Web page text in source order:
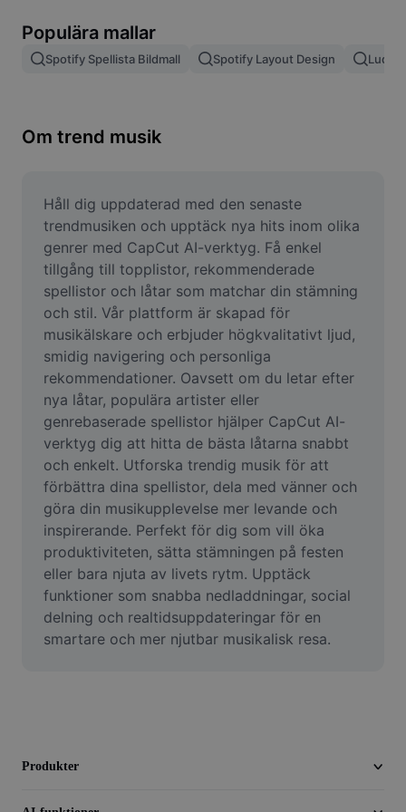
Slå samman bilder
Ändra storlek på bild
Meme-generator
AI Text Remover
AI People Remover
AI Inpainting
Face Cutout
Video
Ta bort videobakgrund
Förbättra kvaliteten
Videoredigerare
Trimma video
Lägg till undertexter i video
Videokonverterare
Populära mallar
Spotify Spellista Bildmall Spotify Layout Design
Om trend musik
Håll dig uppdaterad med den senaste
trendmusiken och upptäck nya hits inom olika
genrer med CapCut AI-verktyg. Få enkel
tillgång till topplistor, rekommenderade
spellistor och låtar som matchar din stämning
och stil. Vår plattform är skapad för
musikälskare och erbjuder högkvalitativt ljud,
smidig navigering och personliga
rekommendationer. Oavsett om du letar efter
nya låtar, populära artister eller
genrebaserade spellistor hjälper CapCut AI-
verktyg dig att hitta de bästa låtarna snabbt
och enkelt. Utforska trendig musik för att
förbättra dina spellistor, dela med vänner och
göra din musikupplevelse mer levande och
inspirerande. Perfekt för dig som vill öka
produktiviteten, sätta stämningen på festen
eller bara njuta av livets rytm. Upptäck
funktioner som snabba nedladdningar, social
delning och realtidsuppdateringar för en
smartare och mer njutbar musikalisk resa.
Produkter